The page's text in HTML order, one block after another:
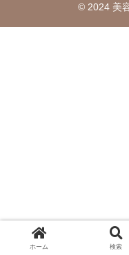
© 2024 美
ホーム 検索